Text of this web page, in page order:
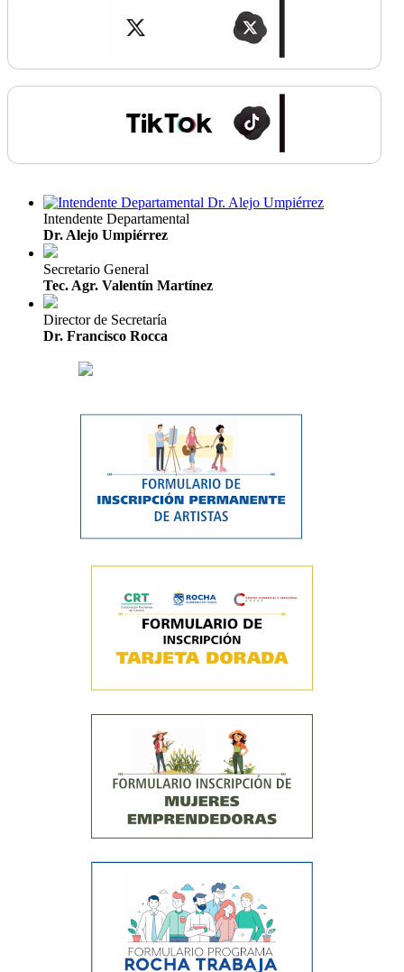
Intendente Departamental
Dr. Alejo Umpiérrez
Secretario General
Tec. Agr. Valentín Martínez
Director de Secretaría
Dr. Francisco Rocca